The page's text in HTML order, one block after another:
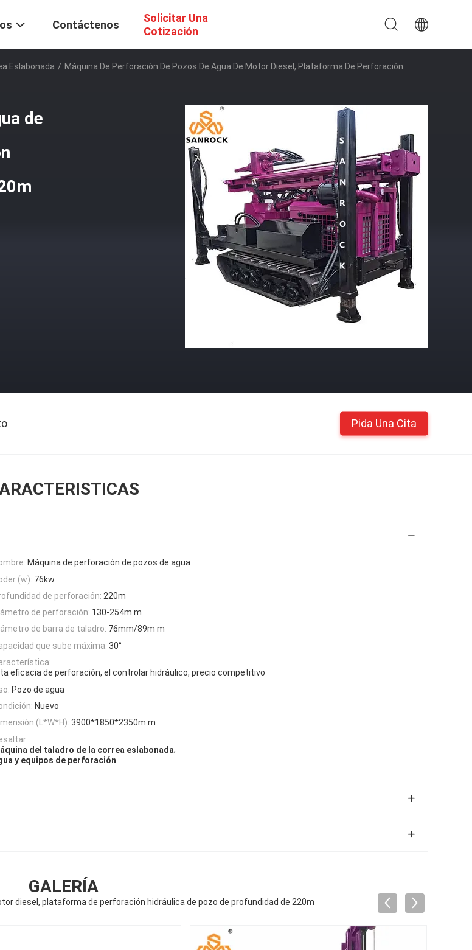
Contáctenos
Solicitar Una
Cotización
Eslabonada / Máquina De Perforación De Pozos De Agua De Motor Diesel, Plataforma De Perforación
de
Pida Una Cita
Máquina de perforación de pozos de agua
(w): 76kw
de perforación: 220m
de perforación: 130-254m m
de barra de taladro: 76mm/89m m
que sube máxima: 30°
eficacia de perforación, el controlar hidráulico, precio competitivo
Pozo de agua
Nuevo
(L*W*H): 3900*1850*2350m m
del taladro de la correa eslabonada,
y equipos de perforación
GALERÍA
diesel, plataforma de perforación hidráulica de pozo de profundidad de 220m